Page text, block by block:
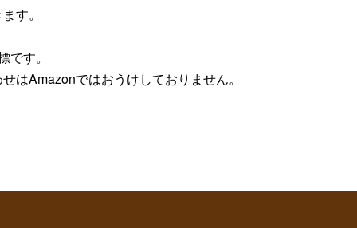
す。
す。
はAmazonではおうけしておりません。